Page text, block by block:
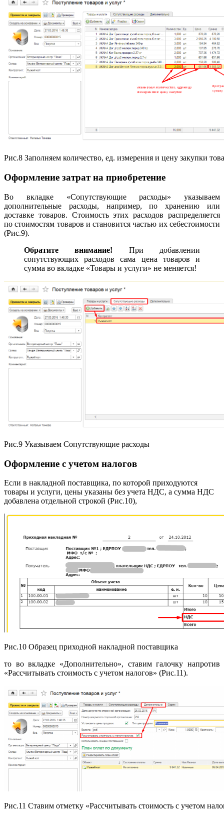
Рис.8 Заполняем количество, ед. измерения и цену закупки
Оформление затрат на приобретение
Во вкладке «Сопутствующие расходы» указываем
дополнительные расходы, например, по хранению или
доставке товаров. Стоимость этих расходов распределяется
по стоимостям товаров и становится частью их себестоимости
(Рис.9).
Обратите внимание! При добавлении
сопутствующих расходов сама цена товаров и
сумма во вкладке «Товары и услуги» не меняется!
Рис.9 Указываем Сопутствующие расходы
Оформление с учетом налогов
Если в накладной поставщика, по которой приходуются
товары и услуги, цены указаны без учета НДС, а сумма НДС
добавлена отдельной строкой (Рис.10),
Рис.10 Образец приходной накладной поставщика
то во вкладке «Дополнительно», ставим галочку напротив
«Рассчитывать стоимость с учетом налогов» (Рис.11).
Рис.11 Ставим отметку «Рассчитывать стоимость с учетом